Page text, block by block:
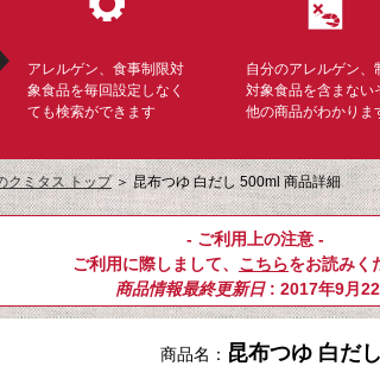
アレルゲン、食事制限対
象食品を毎回設定しなく
ても検索ができます
自分のアレルゲン、
対象食品を含まない
他の商品がわかりま
クミタス トップ＞昆布つゆ 白だし 500ml 商品詳細
- ご利用上の注意 -
ご利用に際しまして、 こちらをお読みく
商品情報最終更新日: 2017年9月22
商品名： 昆布つゆ 白だ